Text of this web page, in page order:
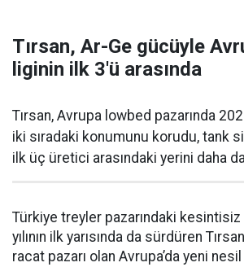
Tırsan, Ar-Ge gücüyle
liginin ilk 3'ü arasında
Tırsan, Avrupa lowbed pazarında
iki sıradaki konumunu korudu, tank
ilk üç üretici arasındaki yerini daha
Türkiye treyler pazarın­daki
yılının ilk yarısında da sürdüren
racat pazarı olan Avrupa’da yeni